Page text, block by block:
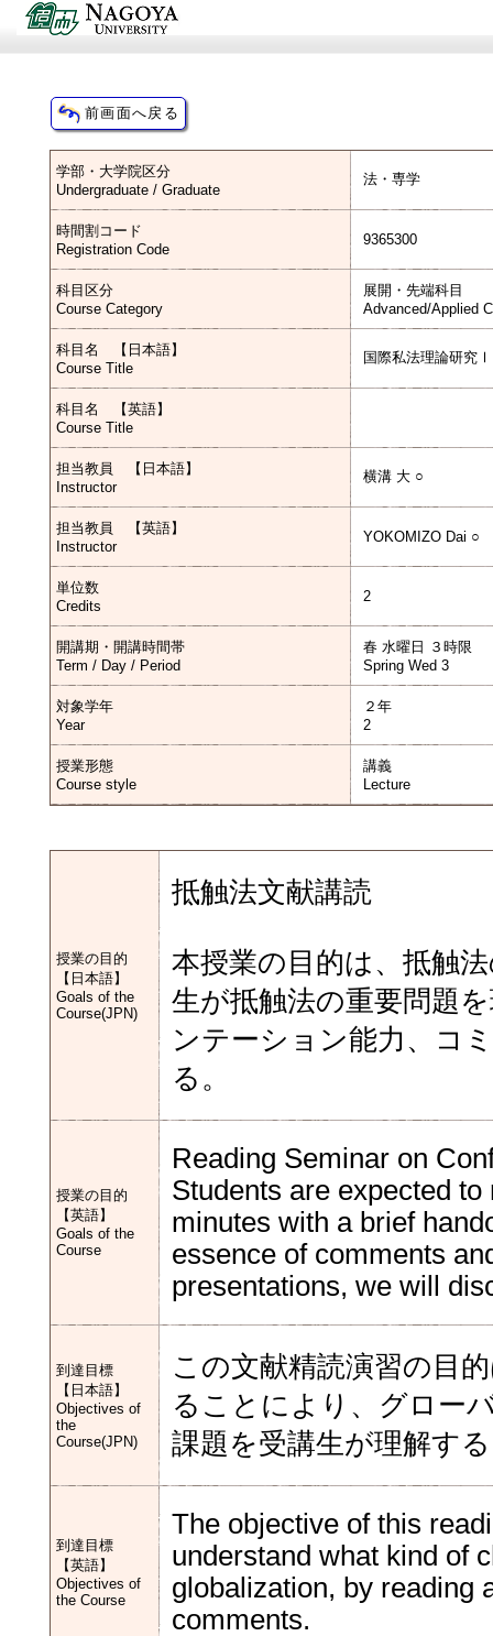
学部・大学院区分
Undergraduate / Graduate
法・専学
時間割コード
Registration Code
9365300
科目区分
Course Category
展開・先端科目
Advanced/Applied
科目名 【日本語】
Course Title
国際私法理論研究Ⅰ
科目名 【英語】
Course Title
担当教員 【日本語】
Instructor
横溝 大 ○
担当教員 【英語】
Instructor
YOKOMIZO Dai ○
単位数
Credits
2
開講期・開講時間帯
Term / Day / Period
春 水曜日 ３時限
Spring Wed 3
対象学年
Year
２年
2
授業形態
Course style
講義
Lecture
授業の目的
【日本語】
Goals of the
Course(JPN)
抵触法文献講読
本授業の目的は、抵触
生が抵触法の重要問題
ンテーション能力、コ
る。
授業の目的
【英語】
Goals of the
Course
Reading Seminar on
Students are expected
minutes with a brief
essence of comments
presentations, we will
到達目標
【日本語】
Objectives of
the
Course(JPN)
この文献精読演習の目
ることにより、グロー
課題を受講生が理解す
到達目標
【英語】
Objectives of
the Course
The objective of this
understand what kind of
globalization, by reading
comments.